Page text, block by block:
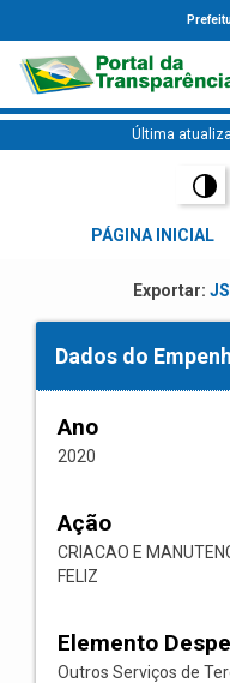
Última
PÁGINA INICIAL
Exportar:
Dados do
Ano
2020
Ação
CRIACAO E
FELIZ
Elemento
Outros Serviços de